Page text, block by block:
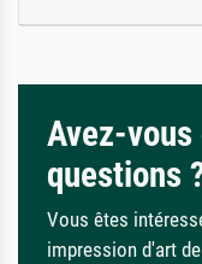
Avez-vous
questions
Vous êtes
impression d'art